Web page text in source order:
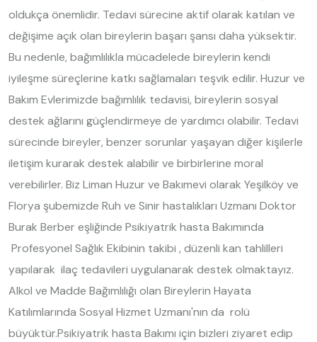
oldukça önemlidir. Tedavi sürecine aktif olarak katılan ve
değişime açık olan bireylerin başarı şansı daha yüksektir.
Bu nedenle, bağımlılıkla mücadelede bireylerin kendi
iyileşme süreçlerine katkı sağlamaları teşvik edilir. Huzur ve
Bakım Evlerimizde bağımlılık tedavisi, bireylerin sosyal
destek ağlarını güçlendirmeye de yardımcı olabilir. Tedavi
sürecinde bireyler, benzer sorunlar yaşayan diğer kişilerle
iletişim kurarak destek alabilir ve birbirlerine moral
verebilirler. Biz Liman Huzur ve Bakımevi olarak Yeşilköy ve
Florya şubemizde Ruh ve Sinir hastalıkları Uzmanı Doktor
Burak Berber eşliğinde Psikiyatrik hasta Bakımında
Profesyonel Sağlık Ekibinin takibi , düzenli kan tahlilleri
yapılarak ilaç tedavileri uygulanarak destek olmaktayız.
Alkol ve Madde Bağımlılığı olan Bireylerin Hayata
Katılımlarında Sosyal Hizmet Uzmanı'nın da rolü
büyüktür.Psikiyatrik hasta Bakımı için bizleri ziyaret edip